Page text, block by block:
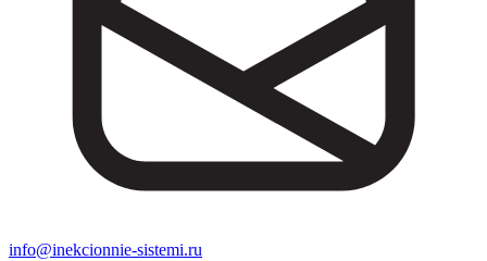
info@inekcionnie-sistemi.ru